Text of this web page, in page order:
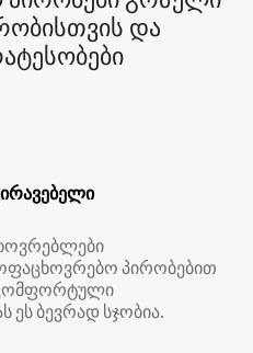
და
პირობებით
კომფორტული
ეს ბევრად სჯობია.